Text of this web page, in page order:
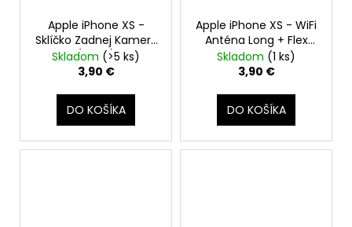
Apple iPhone XS -
Sklíčko Zadnej Kamery
(Black)
Skladom (>5 ks)
3,90 €
DO KOŠÍKA
Apple iPhone XS - WiFi
Anténa Long + Flex
Kábel Reproduktora
Skladom (1 ks)
3,90 €
DO KOŠÍKA